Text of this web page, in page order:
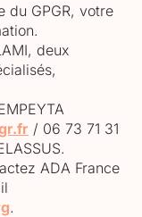
du GPGR, votre
, deux
/ 06 73 71 31
ADA France
.